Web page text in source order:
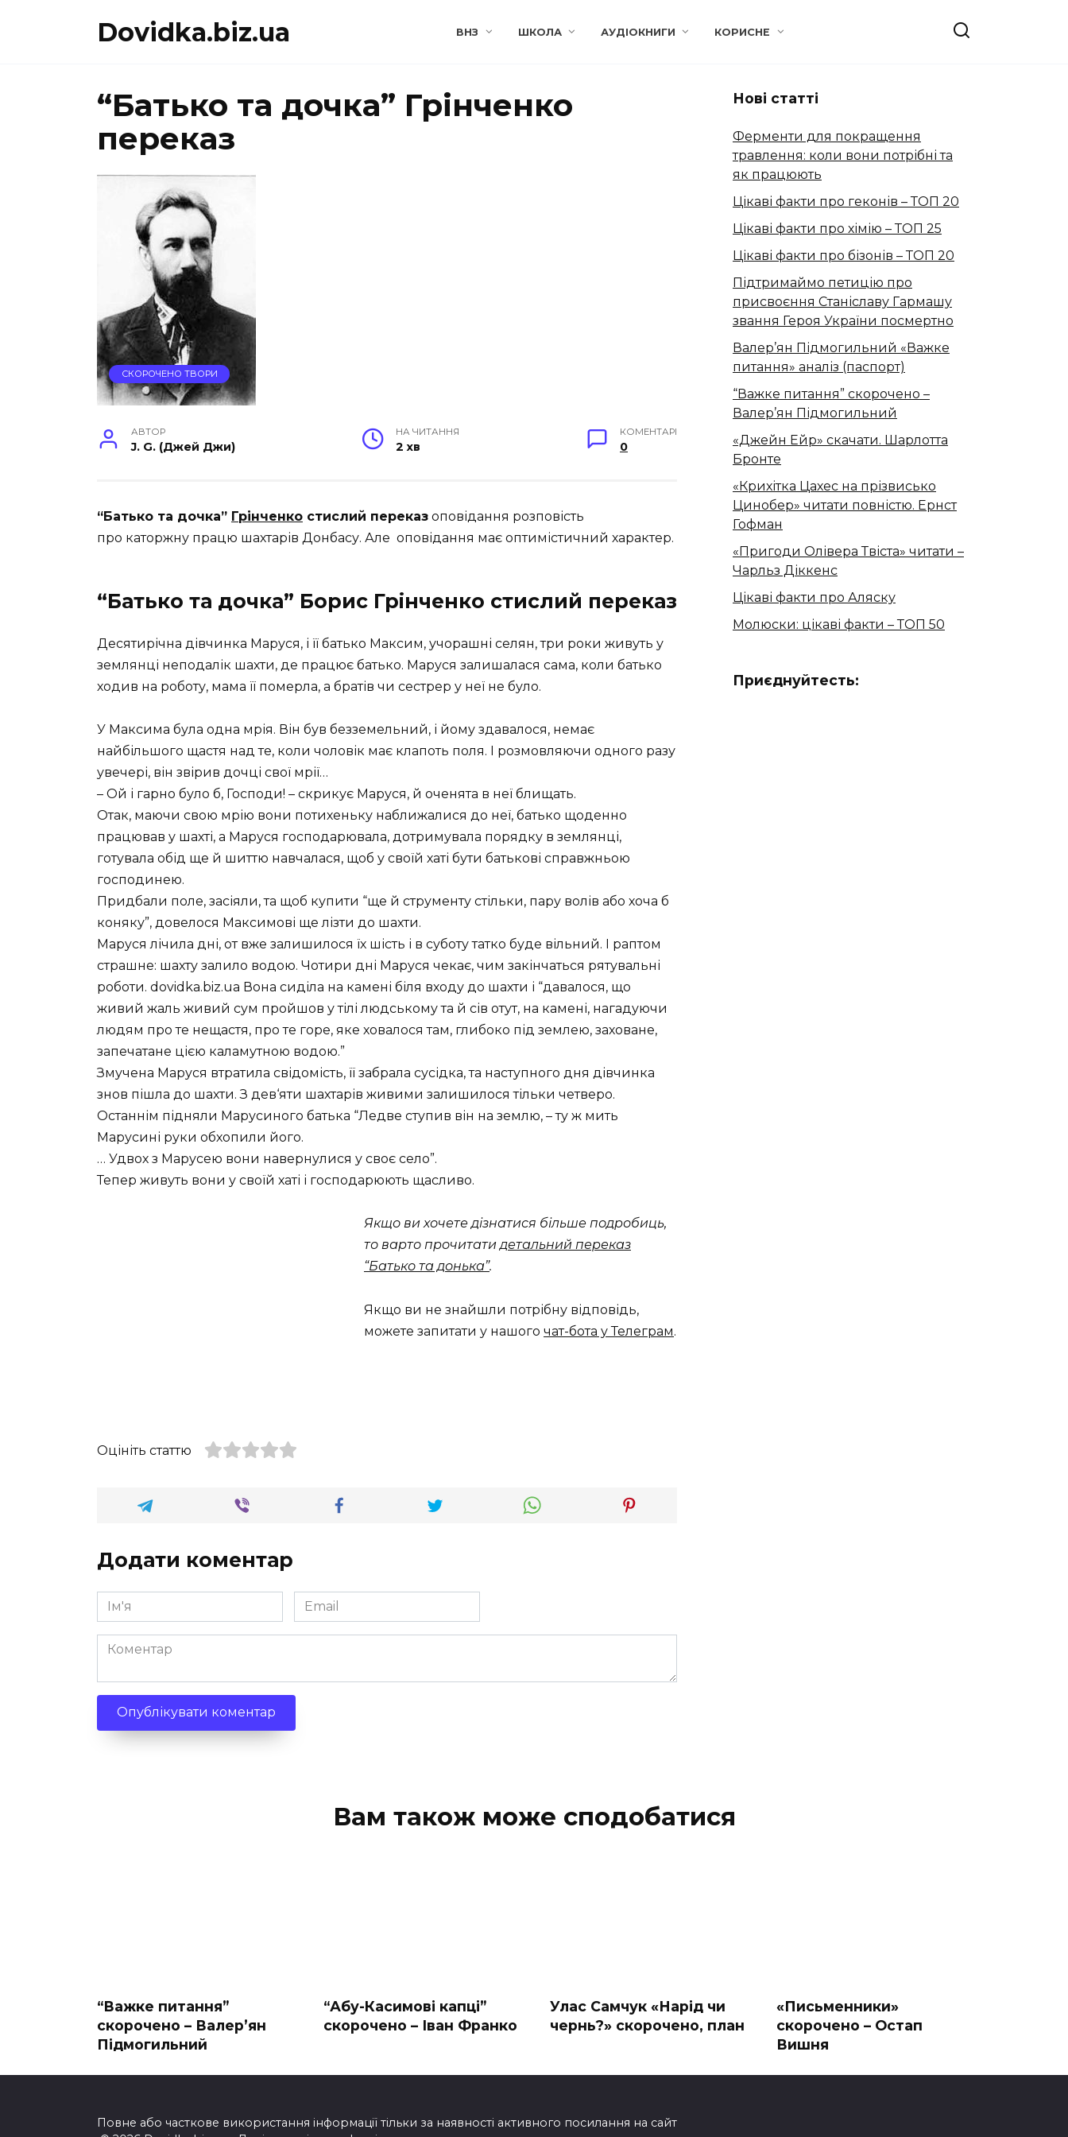
Dovidka.biz.ua ВНЗ ШКОЛА АУДІОКНИГИ КОРИСНЕ
“Батько та дочка” Грінченко
переказ
СКОРОЧЕНО ТВОРИ
АВТОР
J. G. (Джей Джи)
НА ЧИТАННЯ
2 хв
КОМЕНТАРІ
0
“Батько та дочка” Грінченко стислий переказ оповідання розповість
про каторжну працю шахтарів Донбасу. Але оповідання має оптимістичний характер.
“Батько та дочка” Борис Грінченко стислий переказ
Десятирічна дівчинка Маруся, і її батько Максим, учорашні селян, три роки живуть у
землянці неподалік шахти, де працює батько. Маруся залишалася сама, коли батько
ходив на роботу, мама її померла, а братів чи сестрер у неї не було.
У Максима була одна мрія. Він був безземельний, і йому здавалося, немає
найбільшого щастя над те, коли чоловік має клапоть поля. І розмовляючи одного разу
увечері, він звірив дочці свої мрії…
– Ой і гарно було б, Господи! – скрикує Маруся, й оченята в неї блищать.
Отак, маючи свою мрію вони потихеньку наближалися до неї, батько щоденно
працював у шахті, а Маруся господарювала, дотримувала порядку в землянці,
готувала обід ще й шиттю навчалася, щоб у своїй хаті бути батькові справжньою
господинею.
Придбали поле, засіяли, та щоб купити “ще й струменту стільки, пару волів або хоча б
коняку”, довелося Максимові ще лізти до шахти.
Маруся лічила дні, от вже залишилося їх шість і в суботу татко буде вільний. І раптом
страшне: шахту залило водою. Чотири дні Маруся чекає, чим закінчаться рятувальні
роботи. dovidka.biz.ua Вона сиділа на камені біля входу до шахти і “давалося, що
живий жаль живий сум пройшов у тілі людському та й сів отут, на камені, нагадуючи
людям про те нещастя, про те горе, яке ховалося там, глибоко під землею, заховане,
запечатане цією каламутною водою.”
Змучена Маруся втратила свідомість, її забрала сусідка, та наступного дня дівчинка
знов пішла до шахти. З дев‘яти шахтарів живими залишилося тільки четверо.
Останнім підняли Марусиного батька “Ледве ступив він на землю, – ту ж мить
Марусині руки обхопили його.
… Удвох з Марусею вони навернулися у своє село”.
Тепер живуть вони у своїй хаті і господарюють щасливо.
Якщо ви хочете дізнатися більше подробиць,
то варто прочитатидетальний переказ
“Батько та донька”.
Якщо ви не знайшли потрібну відповідь,
можете запитати у нашого чат-бота у Телеграм.
Оцініть статтю
Додати коментар
Ім'я
*
Email
*
Коментар
Нові статті
Ферменти для покращення
травлення: коли вони потрібні та
як працюють
Цікаві факти про геконів – ТОП 20
Цікаві факти про хімію – ТОП 25
Цікаві факти про бізонів – ТОП 20
Підтримаймо петицію про
присвоєння Станіславу Гармашу
звання Героя України посмертно
Валер’ян Підмогильний «Важке
питання» аналіз (паспорт)
“Важке питання” скорочено –
Валер’ян Підмогильний
«Джейн Ейр» скачати. Шарлотта
Бронте
«Крихітка Цахес на прізвисько
Цинобер» читати повністю. Ернст
Гофман
«Пригоди Олівера Твіста» читати –
Чарльз Діккенс
Цікаві факти про Аляску
Молюски: цікаві факти – ТОП 50
Приєднуйтесть:
Вам також може сподобатися
“Важке питання”
скорочено – Валер’ян
Підмогильний
“Абу-Касимові капці”
скорочено – Іван Франко
Улас Самчук «Нарід чи
чернь?» скорочено, план
«Письменники»
скорочено – Остап
Вишня
Повне або часткове використання інформації тільки за наявності активного посилання на сайт